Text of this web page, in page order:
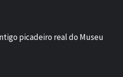
picadeiro real do Museu